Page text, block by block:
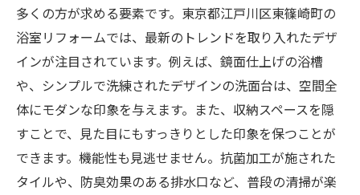
多くの方が求める要素です。東京都江戸川区東篠崎町の
浴室リフォームでは、最新のトレンドを取り入れたデザ
インが注目されています。例えば、鏡面仕上げの浴槽
や、シンプルで洗練されたデザインの洗面台は、空間全
体にモダンな印象を与えます。また、収納スペースを隠
すことで、見た目にもすっきりとした印象を保つことが
できます。機能性も見逃せません。抗菌加工が施された
タイルや、防臭効果のある排水口など、普段の清掃が楽